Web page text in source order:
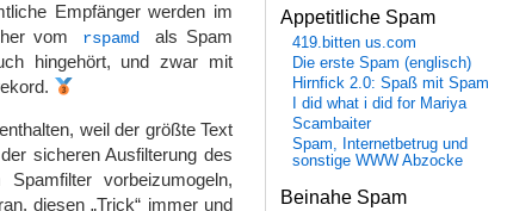
Empfänger werden im
vom rspamd
als Spam
hingehört, und zwar mit
weil der größte Text
sicheren Ausfilterung des
vorbeizumogeln,
diesen „Trick“ immer und
Appetitliche Spam
419.bitten us.com
Die erste Spam (englisch)
Hirnfick 2.0: Spaß mit Spam
I did what i did for Mariya
Scambaiter
Spam, Internetbetrug und
sonstige WWW Abzocke
Beinahe Spam